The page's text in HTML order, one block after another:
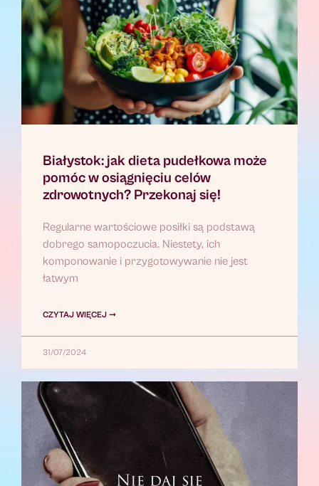
Białystok: jak dieta pudełkowa może
pomóc w osiągnięciu celów
zdrowotnych? Przekonaj się!
Regularne wartościowe posiłki są podstawą
dobrego samopoczucia. Niestety, ich
komponowanie i przygotowywanie nie jest
łatwym
CZYTAJ WIĘCEJ ➞
31/07/2024